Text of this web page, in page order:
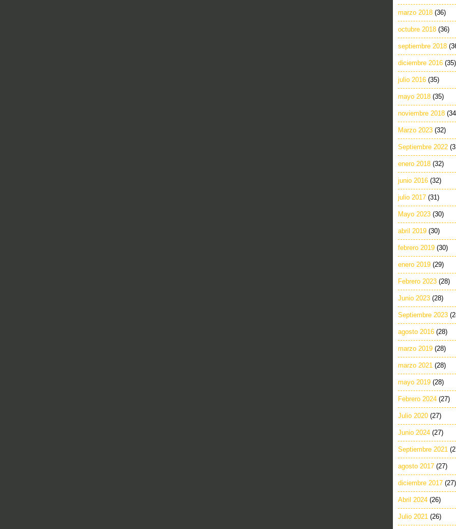
marzo 2018 (36)
octubre 2018 (36)
septiembre 2018
diciembre 2016 (35)
julio 2016 (35)
mayo 2018 (35)
noviembre 2018
Marzo 2023 (32)
Septiembre 2022
enero 2018 (32)
junio 2016 (32)
julio 2017 (31)
Mayo 2023 (30)
abril 2019 (30)
febrero 2019 (30)
enero 2019 (29)
Febrero 2023 (28)
Junio 2023 (28)
Septiembre 2023
agosto 2016 (28)
marzo 2019 (28)
marzo 2021 (28)
mayo 2019 (28)
Febrero 2024 (27)
Julio 2020 (27)
Junio 2024 (27)
Septiembre 2021
agosto 2017 (27)
diciembre 2017 (27)
Abril 2024 (26)
Julio 2021 (26)